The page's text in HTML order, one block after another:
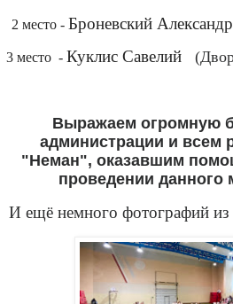
2 место - Броневский Александр
3 место - Куклис Савелий
Выражаем огромную
администрации и всем
"Неман", оказавшим
проведении данного
И ещё немного фотографий из